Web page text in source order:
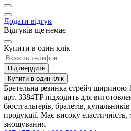
Додати відгук
Відгуків ще немає
Купити в один клік
Підтвердити
Купити в один клік
Бретельна резинка стрейч шириною
арт. 3384ТР підходить для
бюстгальтерів, бралетів,
продукції. Має високу еластичність,
зношування.